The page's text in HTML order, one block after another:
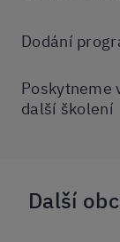
Dodání
Poskytneme
další školení
Další